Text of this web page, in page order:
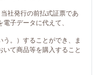
社発行の前払式証票であ
子データに代えて、
。）することができ、ま
て商品等を購入すること